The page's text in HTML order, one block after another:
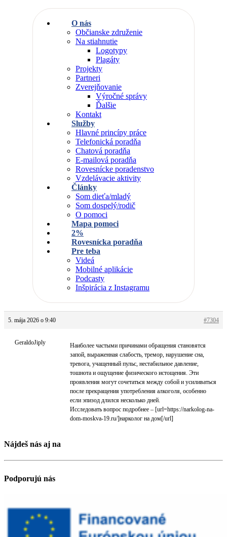
O nás
Občianske združenie
Na stiahnutie
Logotypy
Plagáty
Projekty
Partneri
Zverejňovanie
Výročné správy
Ďalšie
Kontakt
Služby
Hlavné princípy práce
Telefonická poradňa
Chatová poradňa
E-mailová poradňa
Rovesnícke poradenstvo
Vzdelávacie aktivity
Články
Som dieťa/mladý
Som dospelý/rodič
O pomoci
Mapa pomoci
2%
Rovesnícka poradňa
Pre teba
Videá
Mobilné aplikácie
Podcasty
Inšpirácia z Instagramu
5. mája 2026 o 9:40 #7304
GeraldoJiply
Наиболее частыми причинами обращения становятся
запой, выраженная слабость, тремор, нарушение сна,
тревога, учащенный пульс, нестабильное давление,
тошнота и ощущение физического истощения. Эти
проявления могут сочетаться между собой и усиливаться
после прекращения употребления алкоголя, особенно
если эпизод длился несколько дней.
Исследовать вопрос подробнее – [url=https://narkolog-na-
dom-moskva-19.ru/]нарколог на дом[/url]
Nájdeš nás aj na
Podporujú nás